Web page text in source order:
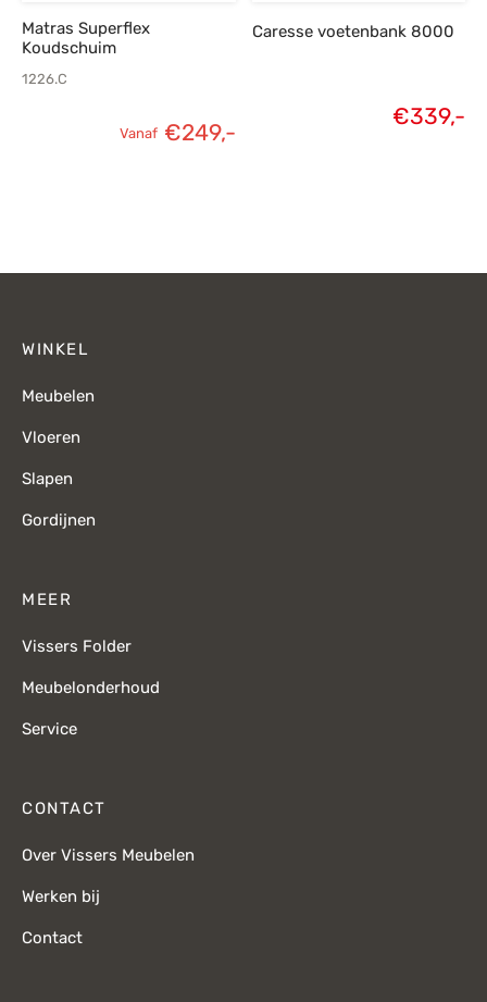
Matras Superflex
Koudschuim
1226.C
Vanaf €249,-
Caresse voetenbank 8000
€339,-
WINKEL
Meubelen
Vloeren
Slapen
Gordijnen
MEER
Vissers Folder
Meubelonderhoud
Service
CONTACT
Over Vissers Meubelen
Werken bij
Contact